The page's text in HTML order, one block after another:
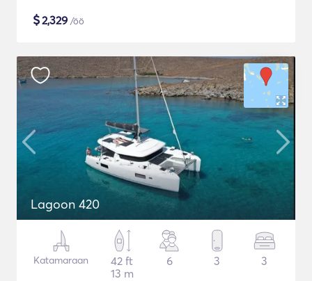
$2,329 /öö
Lagoon 420
Katamaraan
42 ft
13 m
6 3 3